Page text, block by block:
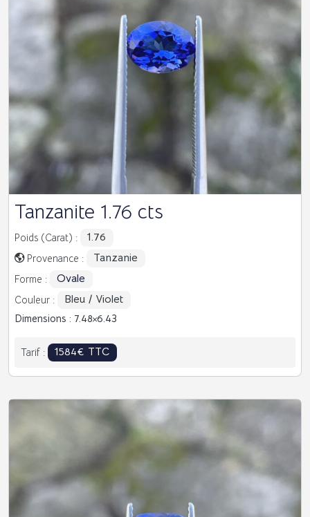
Tanzanite 1.76 cts
Poids (Carat) : 1.76
Provenance : Tanzanie
Forme : Ovale
Couleur : Bleu / Violet
Dimensions : 7.48 6.43
Tarif : 1584€ TTC